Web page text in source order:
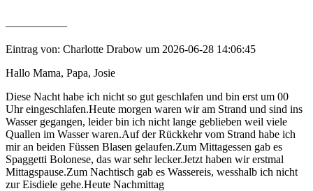
—————–
Eintrag von: Charlotte Drabow um 2026-06-28 14:06:45
Hallo Mama, Papa, Josie
Diese Nacht habe ich nicht so gut geschlafen und bin erst um 00
Uhr eingeschlafen.Heute morgen waren wir am Strand und sind ins
Wasser gegangen, leider bin ich nicht lange geblieben weil viele
Quallen im Wasser waren.Auf der Rückkehr vom Strand habe ich
mir an beiden Füssen Blasen gelaufen.Zum Mittagessen gab es
Spaggetti Bolonese, das war sehr lecker.Jetzt haben wir erstmal
Mittagspause.Zum Nachtisch gab es Wassereis, wesshalb ich nicht
zur Eisdiele gehe.Heute Nachmittag